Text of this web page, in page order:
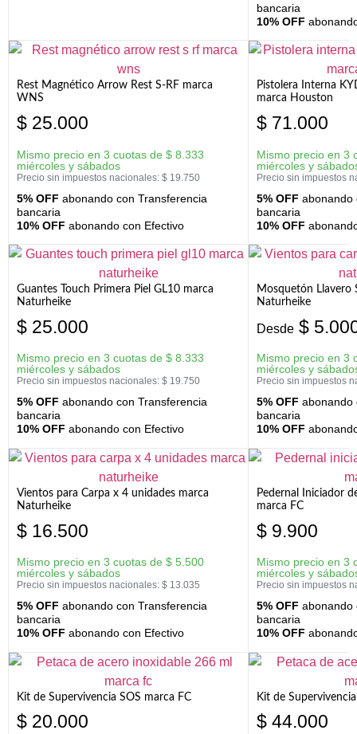
bancaria
10% OFF
Rest Magnético Arrow Rest S-RF marca
WNS
$ 25.000
Mismo precio en 3 cuotas de $ 8.333
miércoles y sábados
Precio sin impuestos nacionales: $ 19.750
5% OFF abonando con Transferencia
bancaria
10% OFF abonando con Efectivo
Pistolera Interna
marca Houston
$ 71.000
Mismo precio en 3
miércoles y
Precio sin impuestos
5% OFF abonando
bancaria
10% OFF
Guantes Touch Primera Piel GL10 marca
Naturheike
$ 25.000
Mismo precio en 3 cuotas de $ 8.333
miércoles y sábados
Precio sin impuestos nacionales: $ 19.750
5% OFF abonando con Transferencia
bancaria
10% OFF abonando con Efectivo
Mosquetón Llavero
Naturheike
Desde $
Mismo precio en 3
miércoles y
Precio sin impuestos
5% OFF abonando
bancaria
10% OFF
Vientos para Carpa x 4 unidades marca
Naturheike
$ 16.500
Mismo precio en 3 cuotas de $ 5.500
miércoles y sábados
Precio sin impuestos nacionales: $ 13.035
5% OFF abonando con Transferencia
bancaria
10% OFF abonando con Efectivo
Pedernal Iniciador
marca FC
$ 9.900
Mismo precio en 3
miércoles y
Precio sin impuestos
5% OFF abonando
bancaria
10% OFF
Kit de Supervivencia SOS marca FC
$ 20.000
Kit de
$ 44.000